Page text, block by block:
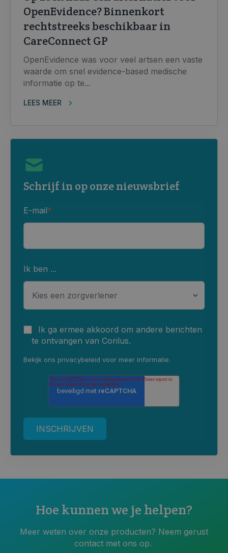
OpenEvidence? Binnenkort
rechtstreeks beschikbaar in
CareConnect GP
OpenEvidence was voor veel artsen een vaste
waarde om snel evidence-based medische
informatie op te...
LEES MEER
Schrijf in op onze nieuwsbrief
E-mail*
Ik ben ...
Ik ga ermee akkoord om andere berichten
te ontvangen van Corilus.
Bekijk ons privacybeleid voor meer informatie.
Hoe kunnen we je helpen?
Meer weten over onze producten? Neem gerust
contact met ons op.